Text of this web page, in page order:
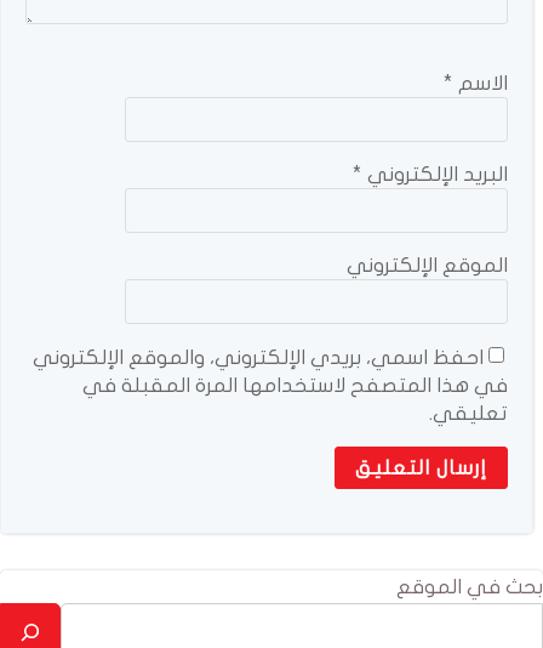
الاسم *
البريد الإلكتروني *
الموقع الإلكتروني
احفظ اسمي، بريدي الإلكتروني، والموقع الإلكتروني
في هذا المتصفح لاستخدامها المرة المقبلة في
تعليقي.
بحث في الموقع